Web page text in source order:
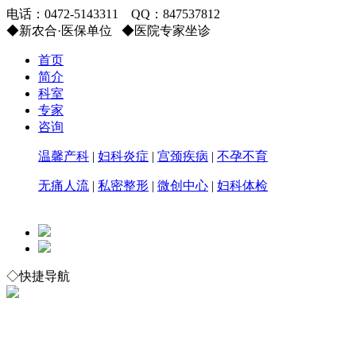
电话： 0472-5143311 QQ： 847537812
◆新农合·医保单位 ◆医院专家坐诊
首页
简介
科室
专家
咨询
温馨产科 | 妇科炎症 | 宫颈疾病 | 不孕不育
无痛人流 | 私密整形 | 微创中心 | 妇科体检
◇快捷导航